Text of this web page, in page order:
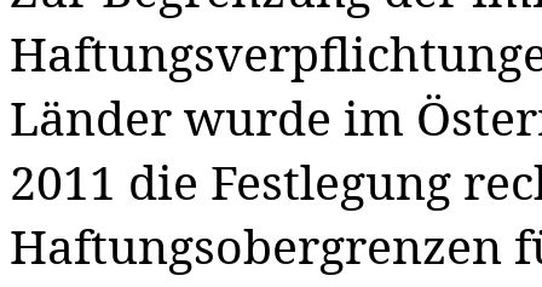
Länder wurde im
2011 die Festlegung
Haftungsobergrenzen